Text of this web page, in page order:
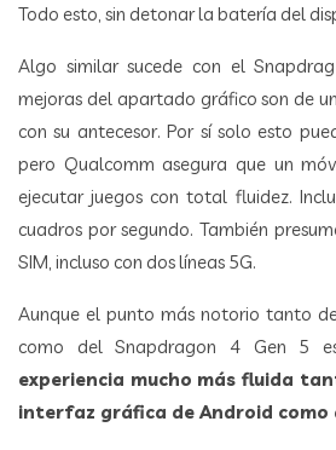
Todo esto, sin detonar la batería del
Algo similar sucede con el
mejoras del apartado gráfico son de
con su antecesor. Por sí solo esto
pero Qualcomm asegura que un
ejecutar juegos con total fluidez.
cuadros por segundo. También
SIM, incluso con dos líneas 5G.
Aunque el punto más notorio tanto
como del Snapdragon 4 Gen 5
experiencia mucho más fluida
interfaz gráfica de Android como